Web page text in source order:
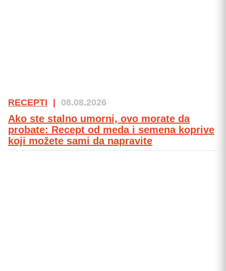
RECEPTI | 08.08.2026
Ako ste stalno umorni, ovo morate da
probate: Recept od meda i semena koprive
koji možete sami da napravite